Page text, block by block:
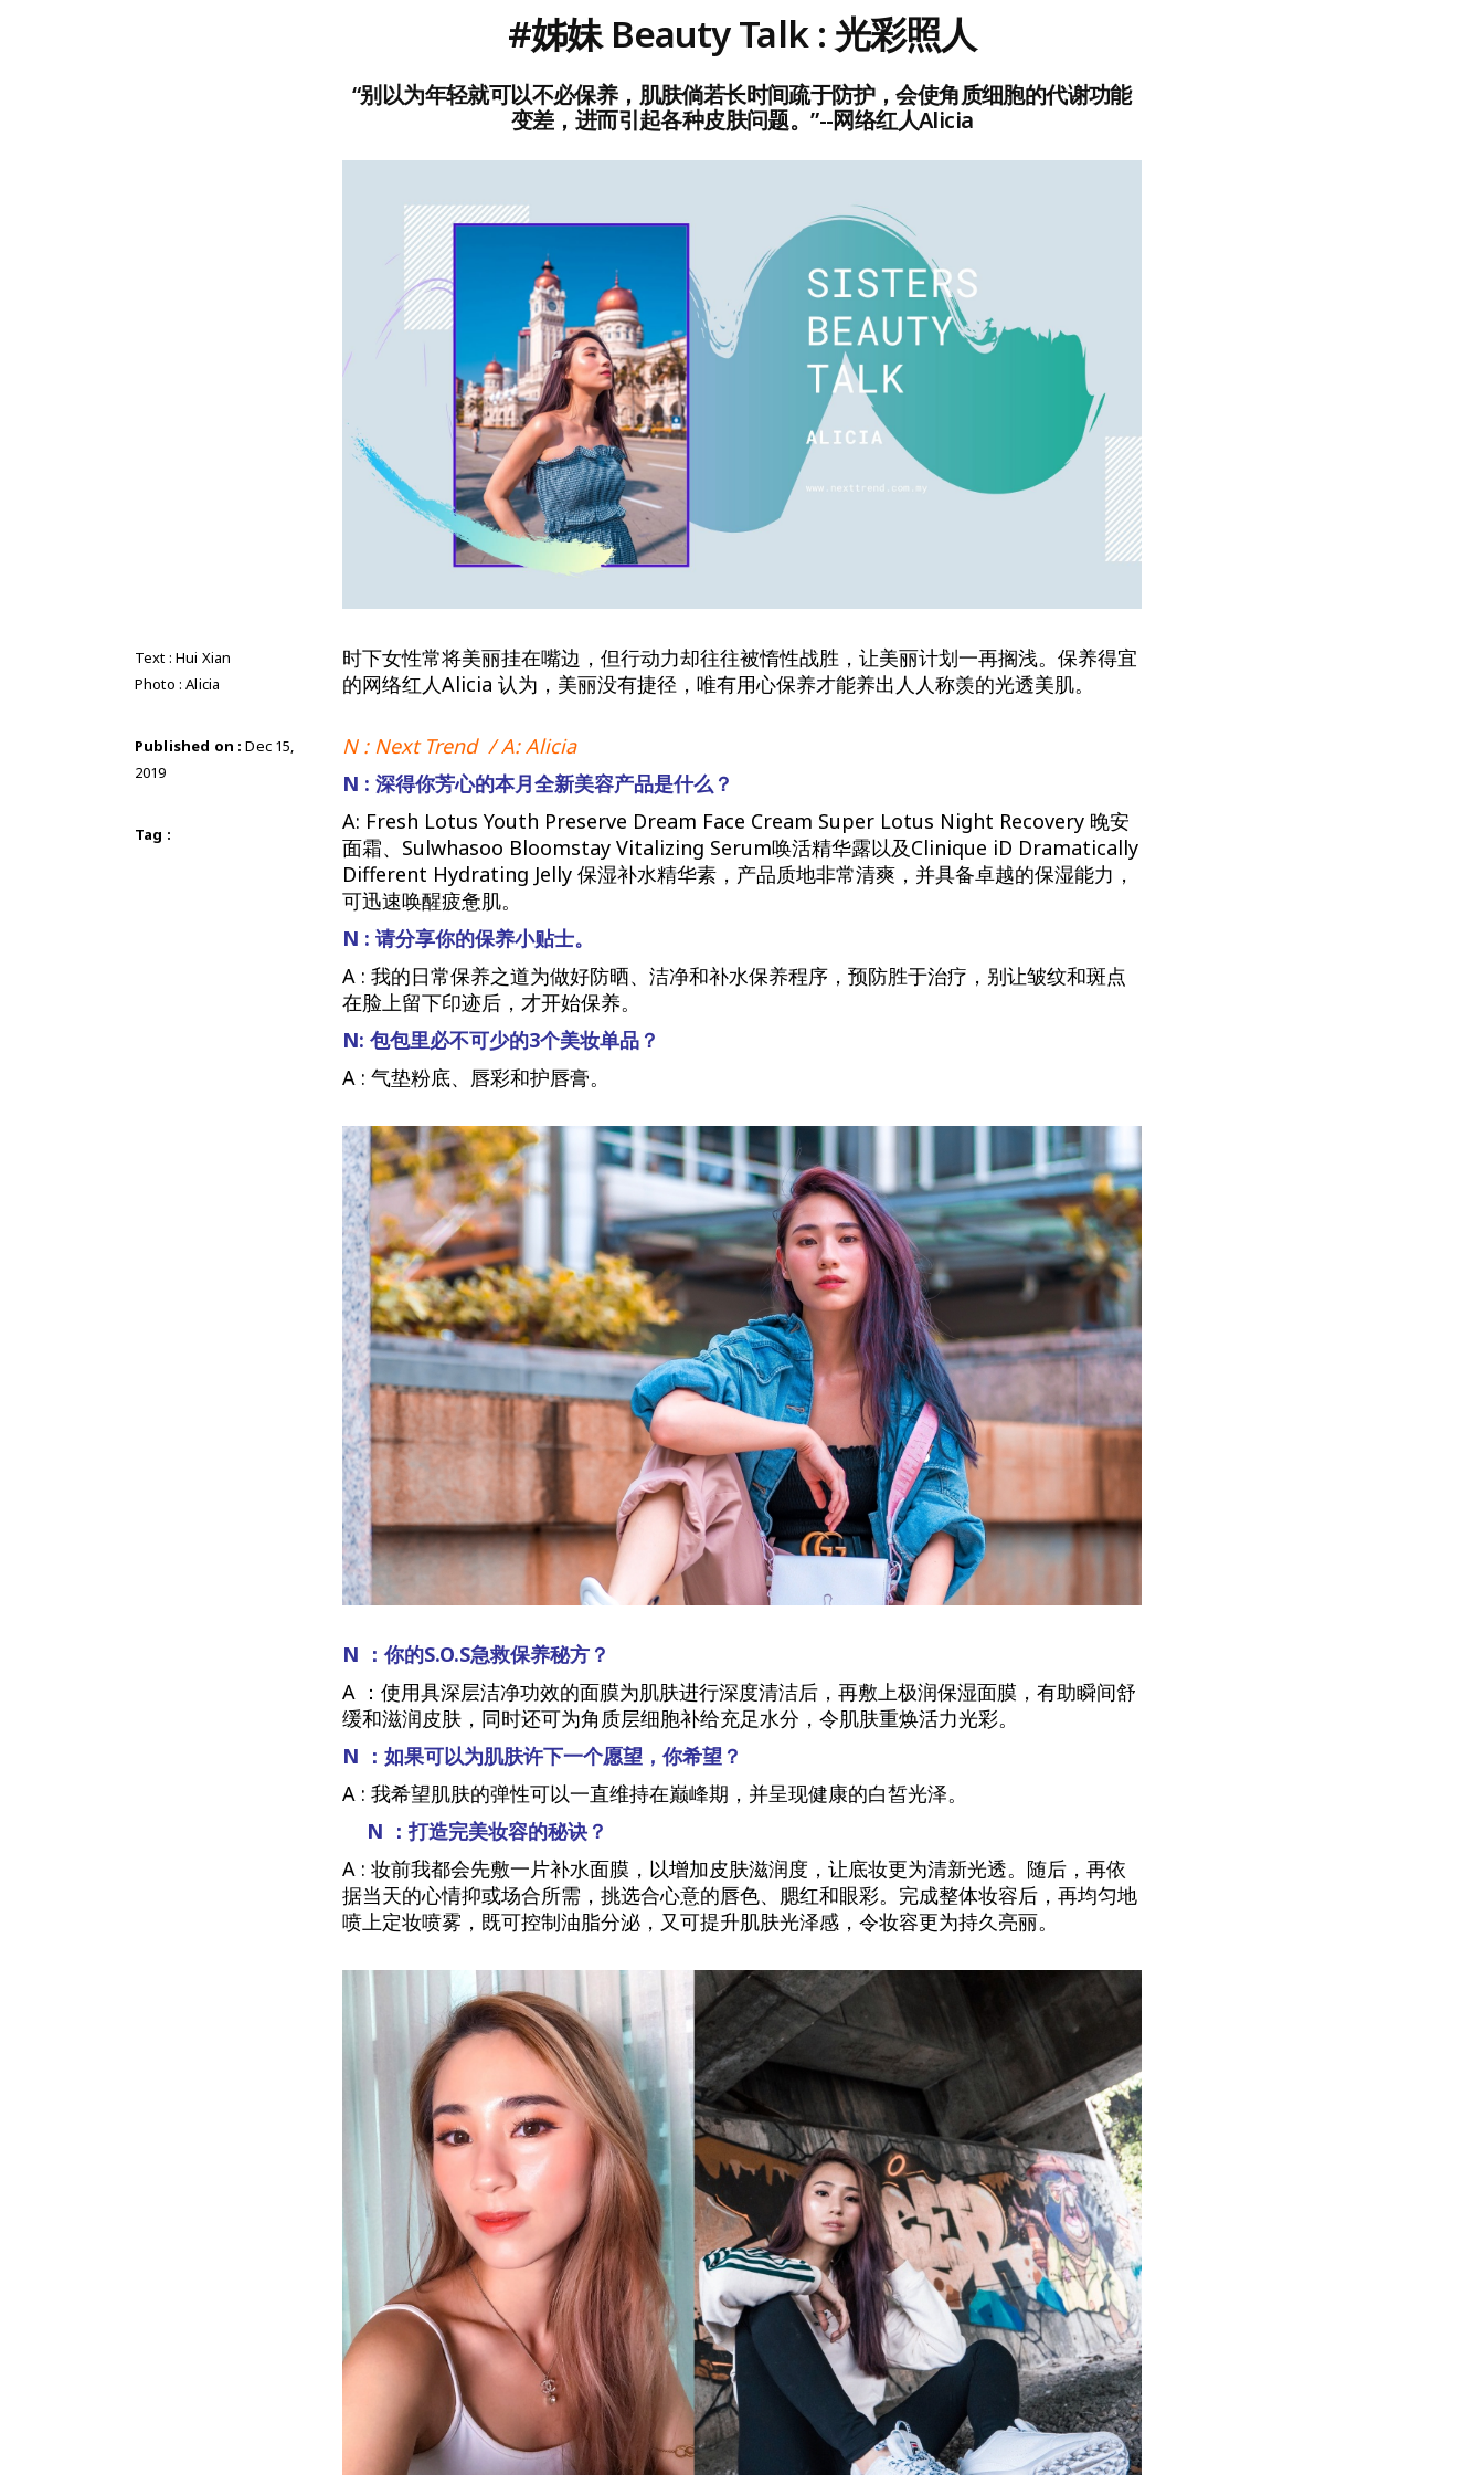
#姊妹 Beauty Talk : 光彩照人
“别以为年轻就可以不必保养，肌肤倘若长时间疏于防护，会使角质细胞的代谢功能
变差，进而引起各种皮肤问题。”--网络红人Alicia
Text : Hui Xian
Photo : Alicia
Published on : Dec 15,
2019
Tag :
时下女性常将美丽挂在嘴边，但行动力却往往被惰性战胜，让美丽计划一再搁浅。保养得宜
的网络红人Alicia 认为，美丽没有捷径，唯有用心保养才能养出人人称羡的光透美肌。
N : Next Trend / A: Alicia
N : 深得你芳心的本月全新美容产品是什么？
A: Fresh Lotus Youth Preserve Dream Face Cream Super Lotus Night Recovery 晚安
面霜、Sulwhasoo Bloomstay Vitalizing Serum唤活精华露以及Clinique iD Dramatically
Different Hydrating Jelly 保湿补水精华素，产品质地非常清爽，并具备卓越的保湿能力，
可迅速唤醒疲惫肌。
N : 请分享你的保养小贴士。
A : 我的日常保养之道为做好防晒、洁净和补水保养程序，预防胜于治疗，别让皱纹和斑点
在脸上留下印迹后，才开始保养。
N: 包包里必不可少的3个美妆单品？
A : 气垫粉底、唇彩和护唇膏。
N ：你的S.O.S急救保养秘方？
A ：使用具深层洁净功效的面膜为肌肤进行深度清洁后，再敷上极润保湿面膜，有助瞬间舒
缓和滋润皮肤，同时还可为角质层细胞补给充足水分，令肌肤重焕活力光彩。
N ：如果可以为肌肤许下一个愿望，你希望？
A : 我希望肌肤的弹性可以一直维持在巅峰期，并呈现健康的白皙光泽。
N ：打造完美妆容的秘诀？
A : 妆前我都会先敷一片补水面膜，以增加皮肤滋润度，让底妆更为清新光透。随后，再依
据当天的心情抑或场合所需，挑选合心意的唇色、腮红和眼彩。完成整体妆容后，再均匀地
喷上定妆喷雾，既可控制油脂分泌，又可提升肌肤光泽感，令妆容更为持久亮丽。